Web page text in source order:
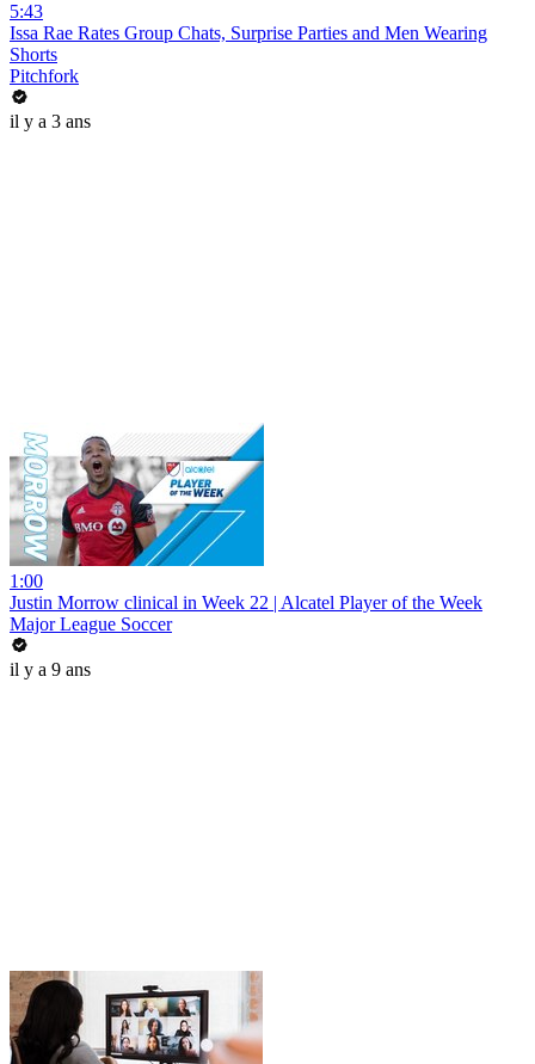
5:43
Issa Rae Rates Group Chats, Surprise Parties and Men Wearing
Shorts
Pitchfork
il y a 3 ans
1:00
Justin Morrow clinical in Week 22 | Alcatel Player of the Week
Major League Soccer
il y a 9 ans